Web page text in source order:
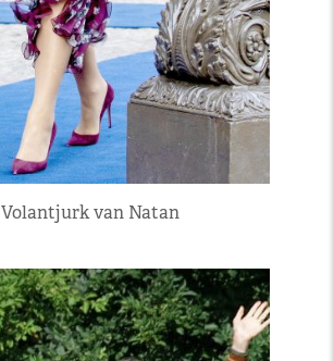
Volantjurk van Natan